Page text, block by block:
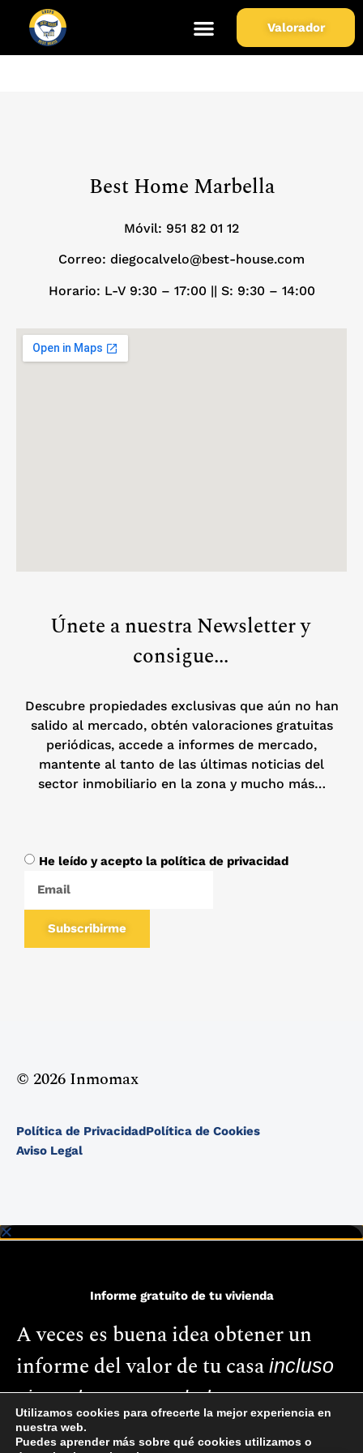
Valorador
Municipio de Propiedad:
Puerto Banús
Best Home Marbella
Móvil: 951 82 01 12
Correo: diegocalvelo@best-house.com
Horario: L-V 9:30 – 17:00 || S: 9:30 – 14:00
Únete a nuestra Newsletter y
consigue...
Descubre propiedades exclusivas que aún no han
salido al mercado, obtén valoraciones gratuitas
periódicas, accede a informes de mercado,
mantente al tanto de las últimas noticias del
sector inmobiliario en la zona y mucho más…
He leído y acepto la política de privacidad
Subscribirme
© 2026 Inmomax
Política de PrivacidadPolítica de Cookies
Aviso Legal
Utilizamos cookies para ofrecerte la mejor experiencia en
nuestra web.
Puedes aprender más sobre qué cookies utilizamos o
Informe gratuito de tu vivienda
A veces es buena idea obtener un
informe del valor de tu casa incluso
si no planeas venderla.